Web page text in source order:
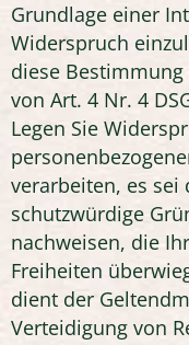
Grundlage einer
Widerspruch
diese
von Art. 4 Nr. 4
Legen Sie
verarbeiten, es sei
schutzwürdige
nachweisen, die
Freiheiten
dient der
Verteidigung von